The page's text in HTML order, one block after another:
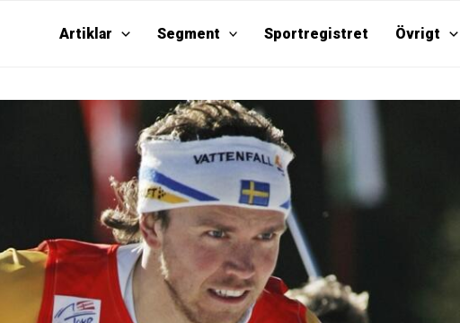
Artiklar Segment Sportregistret Övrigt